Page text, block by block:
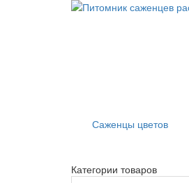
Саженцы цветов
Категории товаров